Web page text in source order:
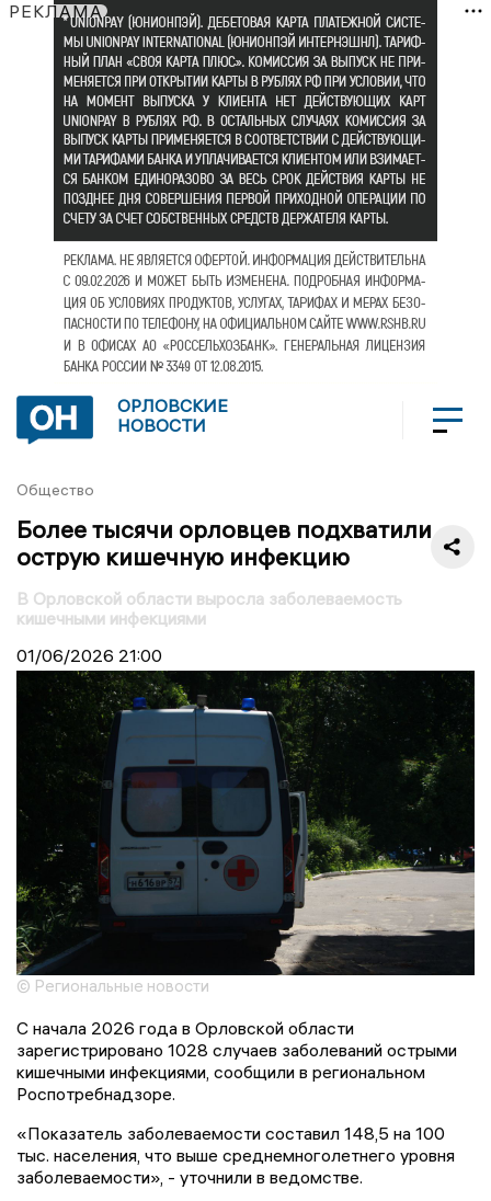
РЕКЛАМА
ОРЛОВСКИЕ
НОВОСТИ
Общество
Более тысячи орловцев подхватили
острую кишечную инфекцию
В Орловской области выросла заболеваемость
кишечными инфекциями
01/06/2026 21:00
© Региональные новости
С начала 2026 года в Орловской области
зарегистрировано 1028 случаев заболеваний острыми
кишечными инфекциями, сообщили в региональном
Роспотребнадзоре.
«Показатель заболеваемости составил 148,5 на 100
тыс. населения, что выше среднемноголетнего уровня
заболеваемости», - уточнили в ведомстве.